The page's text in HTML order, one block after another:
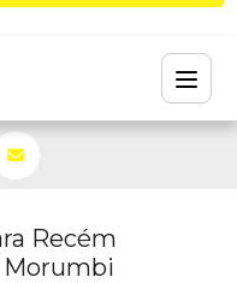
PARA RECÉM
Recém
Morumbi